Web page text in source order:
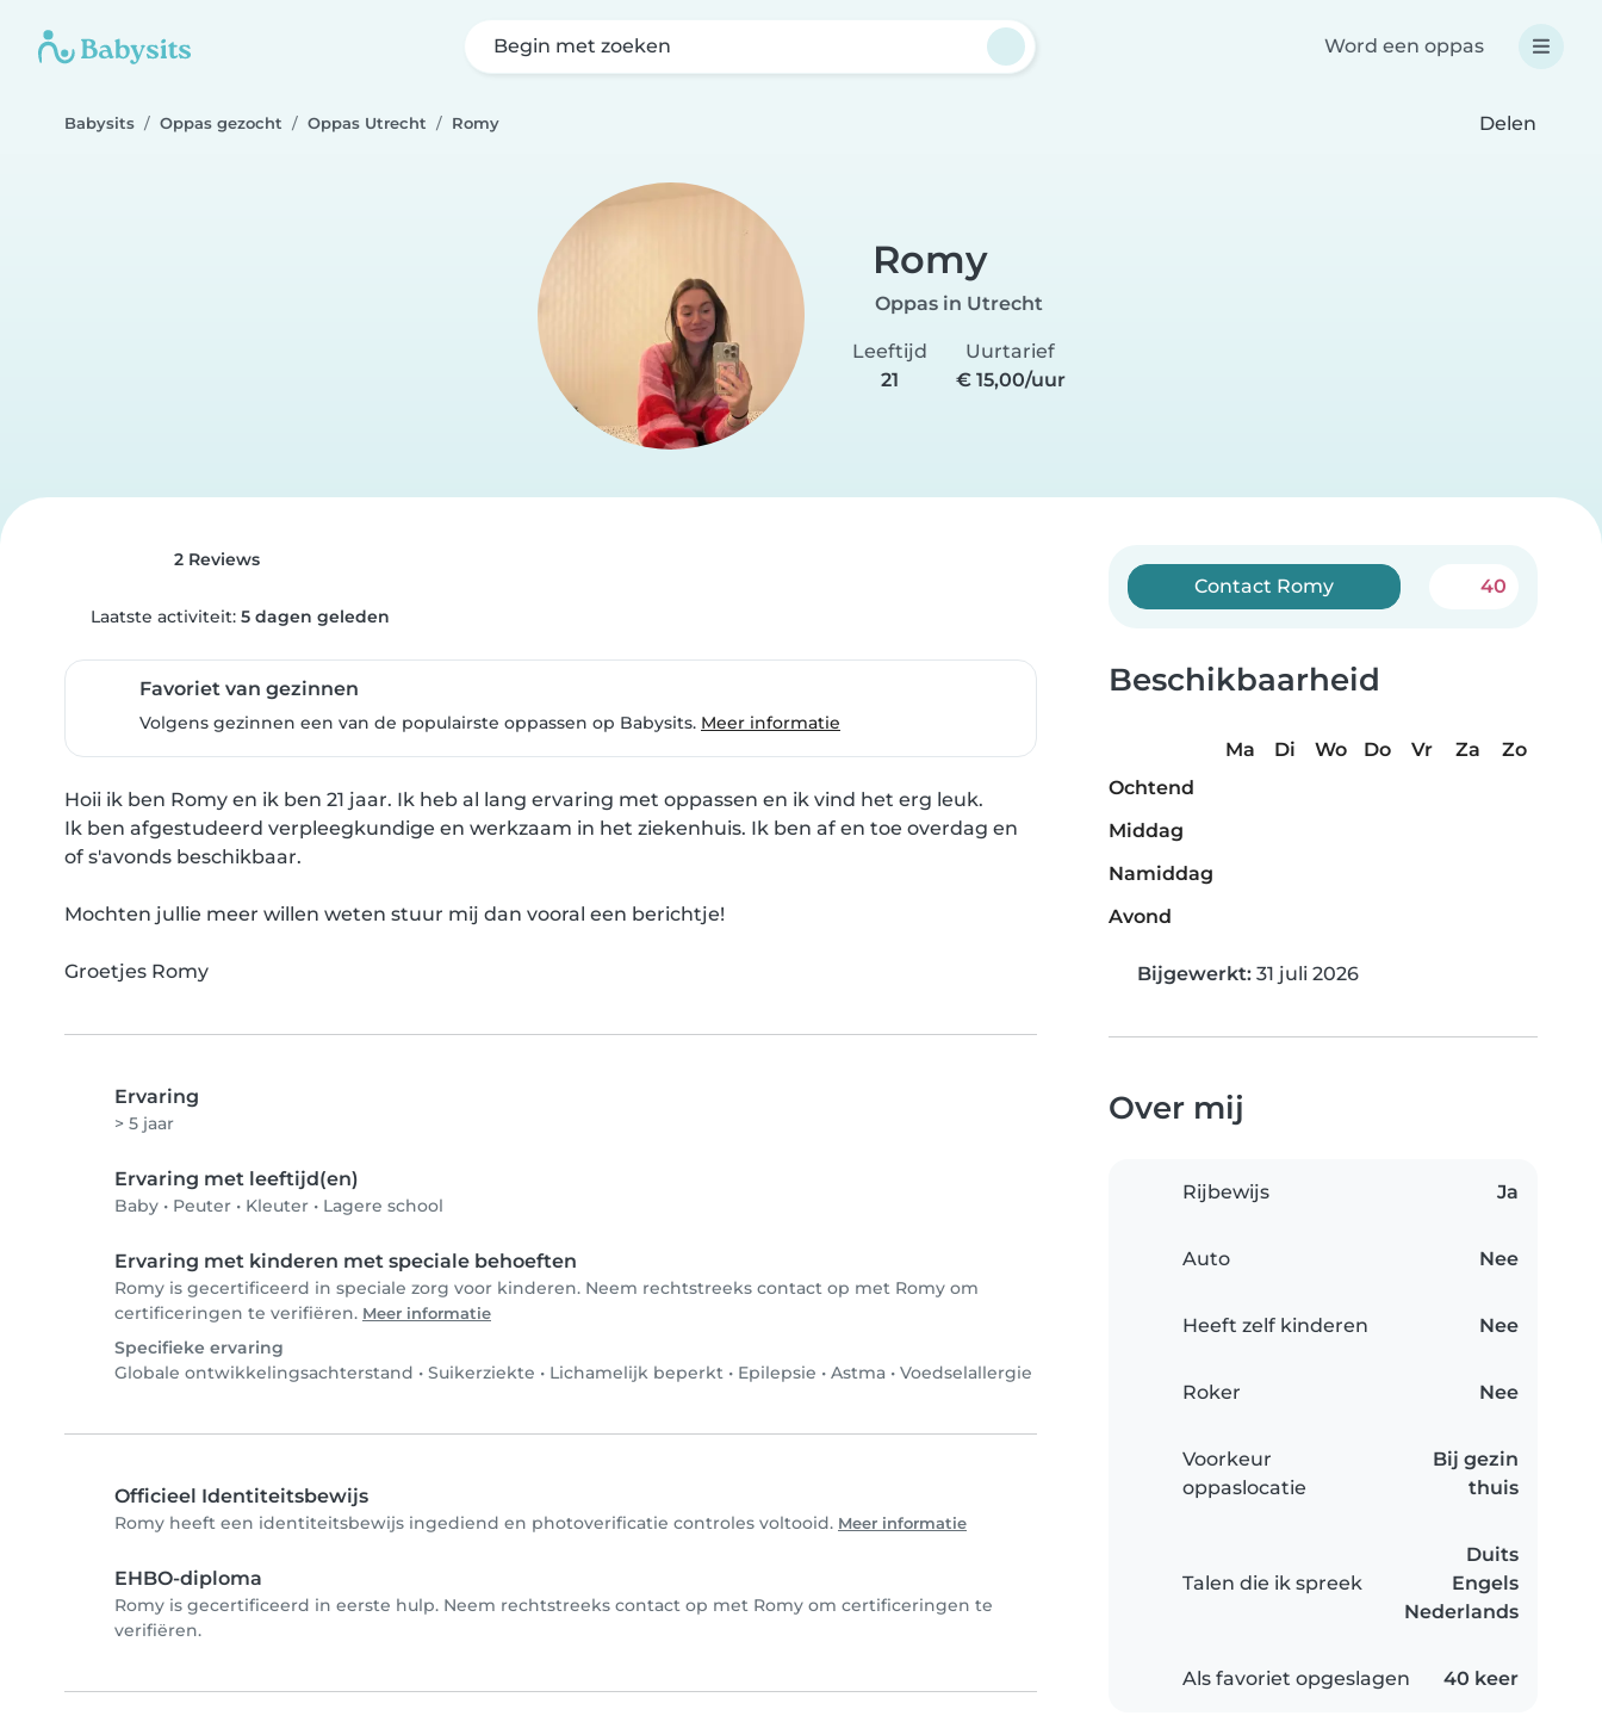
Begin met zoeken Word een oppas
Babysits Oppas gezocht Oppas Utrecht Romy Delen
Romy
Oppas in Utrecht
Leeftijd
21
Uurtarief
€ 15,00/uur
2 Reviews
Laatste activiteit: 5 dagen geleden
Favoriet van gezinnen
Volgens gezinnen een van de populairste oppassen op Babysits. Meer informatie
Hoii ik ben Romy en ik ben 21 jaar. Ik heb al lang ervaring met oppassen en ik vind het erg leuk.
Ik ben afgestudeerd verpleegkundige en werkzaam in het ziekenhuis. Ik ben af en toe overdag en
of s'avonds beschikbaar.
Mochten jullie meer willen weten stuur mij dan vooral een berichtje!
Groetjes Romy
Ervaring
> 5 jaar
Ervaring met leeftijd(en)
Baby • Peuter • Kleuter • Lagere school
Ervaring met kinderen met speciale behoeften
Romy is gecertificeerd in speciale zorg voor kinderen. Neem rechtstreeks contact op met Romy om
certificeringen te verifiëren. Meer informatie
Specifieke ervaring
Globale ontwikkelingsachterstand • Suikerziekte • Lichamelijk beperkt • Epilepsie • Astma • Voedselallergie
Officieel Identiteitsbewijs
Romy heeft een identiteitsbewijs ingediend en photoverificatie controles voltooid. Meer informatie
EHBO-diploma
Romy is gecertificeerd in eerste hulp. Neem rechtstreeks contact op met Romy om certificeringen te
verifiëren.
Contact Romy 40
Beschikbaarheid
Ma Di Wo Do Vr Za
Zo
Ochtend
Middag
Namiddag
Avond
Bijgewerkt: 31 juli 2026
Over mij
Rijbewijs Ja
Auto Nee
Heeft zelf kinderen Nee
Roker Nee
Voorkeur
oppaslocatie
Bij gezin
thuis
Talen die ik spreek
Duits
Engels
Nederlands
Als favoriet opgeslagen 40 keer